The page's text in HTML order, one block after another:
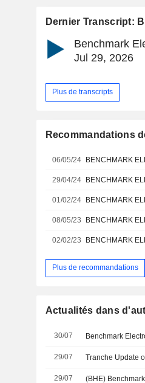
Dernier Transcript:
Benchmark
Jul 29, 2026
Plus de transcripts
Recommandations
06/05/24 BENCHMARK
29/04/24 BENCHMARK
01/02/24 BENCHMARK
08/05/23
02/02/23 BENCHMARK
Plus de recommandations
Actualités dans
30/07
29/07
29/07